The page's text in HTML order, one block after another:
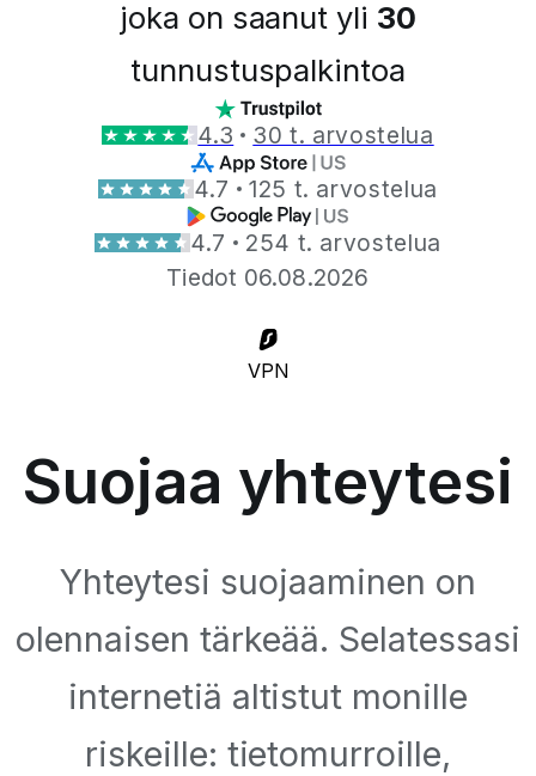
joka on saanut yli 30
tunnustuspalkintoa
4.3
30 t. arvostelua
4.7
125 t. arvostelua
4.7
254 t. arvostelua
Tiedot 06.08.2026
VPN
Suojaa yhteytesi
Yhteytesi suojaaminen on
olennaisen tärkeää. Selatessasi
internetiä altistut monille
riskeille: tietomurroille,